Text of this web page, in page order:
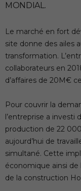
MONDIAL.
Le marché en fort
site donne des ailes
transformation.
collaborateurs en
d’affaires de 20M€
Pour couvrir la
l’entreprise a investi
production de 22
aujourd’hui de
simultané. Cette
économique ainsi de
de la construction